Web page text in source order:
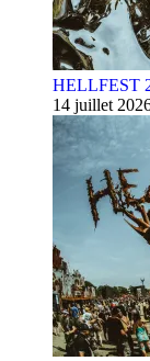
HELLFEST
14 juillet